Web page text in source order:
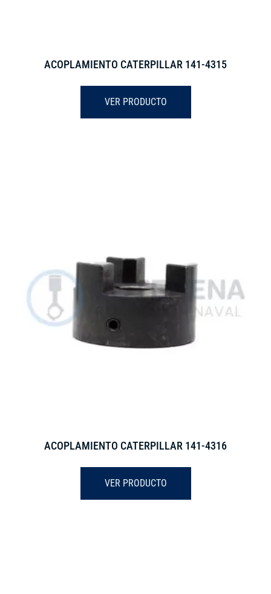
ACOPLAMIENTO CATERPILLAR 141-4315
VER PRODUCTO
ACOPLAMIENTO CATERPILLAR 141-4316
VER PRODUCTO